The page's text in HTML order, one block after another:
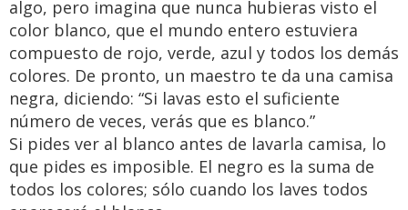
algo, pero imagina que nunca hubieras visto el
color blanco, que el mundo entero estuviera
compuesto de rojo, verde, azul y todos los demás
colores. De pronto, un maestro te da una camisa
negra, diciendo: “Si lavas esto el suficiente
número de veces, verás que es blanco.”
Si pides ver al blanco antes de lavarla camisa, lo
que pides es imposible. El negro es la suma de
todos los colores; sólo cuando los laves todos